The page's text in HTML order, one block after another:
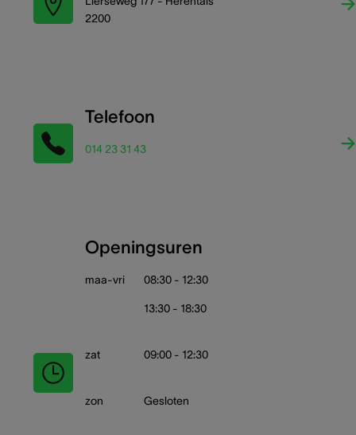
2200
Telefoon
014 23 31 43
Openingsuren
maa-vri 08:30 - 12:30
13:30 - 18:30
zat 09:00 - 12:30
zon Gesloten